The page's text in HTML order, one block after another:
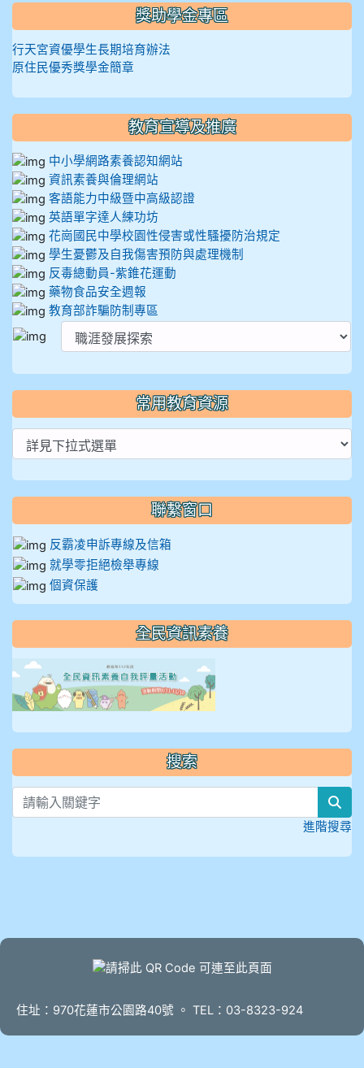
獎助學金專區
行天宮資優學生長期培育辦法
原住民優秀獎學金簡章
教育宣導及推廣
中小學網路素養認知網站
資訊素養與倫理網站
客語能力中級暨中高級認證
英語單字達人練功坊
花崗國民中學校園性侵害或性騷擾防治規定
學生憂鬱及自我傷害預防與處理機制
反毒總動員-紫錐花運動
藥物食品安全週報
教育部詐騙防制專區
常用教育資源
聯繫窗口
反霸凌申訴專線及信箱
就學零拒絕檢舉專線
個資保護
全民資訊素養
搜索
進階搜尋
住址：970花蓮市公園路40號 。 TEL：03-8323-924